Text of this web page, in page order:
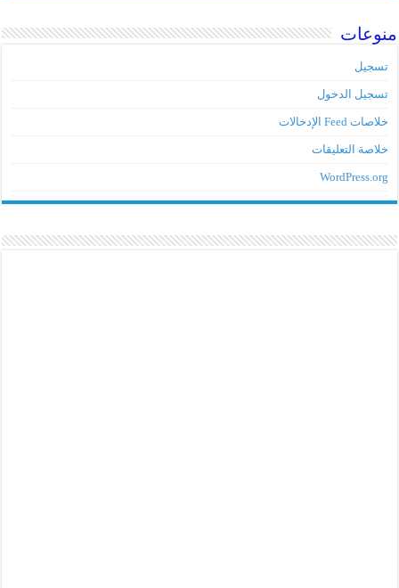
منوعات
تسجيل
تسجيل الدخول
خلاصات Feed الإدخالات
خلاصة التعليقات
WordPress.org